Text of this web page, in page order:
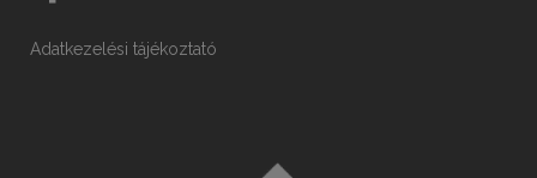
Adatkezelési tájékoztató